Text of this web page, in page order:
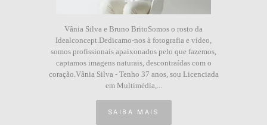
Vânia Silva e Bruno BritoSomos o rosto da
Idealconcept.Dedicamo-nos à fotografia e vídeo,
somos profissionais apaixonados pelo que fazemos,
captamos imagens naturais, descontraídas com o
coração.Vânia Silva - Tenho 37 anos, sou Licenciada
em Multimédia,...
SAIBA MAIS